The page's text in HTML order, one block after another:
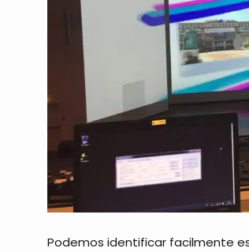
Podemos identificar facilmente